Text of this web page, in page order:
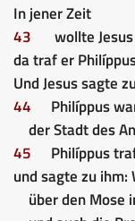
In jener Zeit
43
wollte
da traf er
Und Jesus sagte
44
Philíppus
der Stadt des
45
Philíppus
und sagte zu ihm:
über den Mose